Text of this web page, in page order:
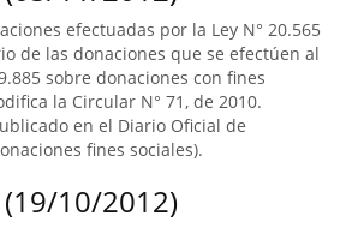
efectuadas por la Ley N° 20.565
de las donaciones que se efectúen al
sobre donaciones con fines
la Circular N° 71, de 2010.
en el Diario Oficial de
fines sociales).
10/2012)